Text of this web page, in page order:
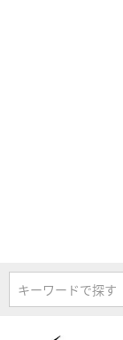
キーワードで探す